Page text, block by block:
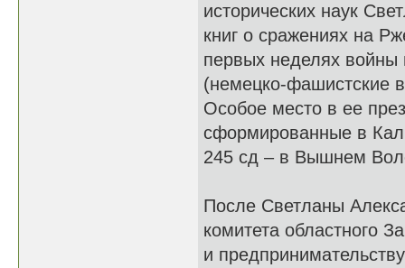
исторических наук
книг о сражениях на
первых неделях войны
(немецко-фашистские
Особое место в ее
сформированные в
245 сд – в Вышнем
После Светланы
комитета областного
и